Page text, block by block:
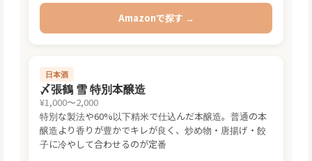
Amazonで探す →
日本酒
〆張鶴 雪 特別本醸造
¥1,000〜2,000
特別な製法や60%以下精米で仕込んだ本醸造。普通の本
醸造より香りが豊かでキレが良く、炒め物・唐揚げ・餃
子に冷やして合わせるのが定番